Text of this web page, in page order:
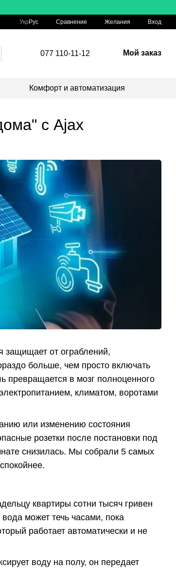
Укр Рус Сравнение Желания Вход
077 110-11-12 Мой заказ
Комфорт и автоматизация
с Ajax
защищает от ограблений,
больше, чем просто включать
превращается в мозг полноценного
климатом, воротами
или изменению состояния
розетки после постановки под
снизилась. Мы собрали 5 самых
квартиры сотни тысяч гривен
может течь часами, пока
работает автоматически и не
воду на полу, он передает